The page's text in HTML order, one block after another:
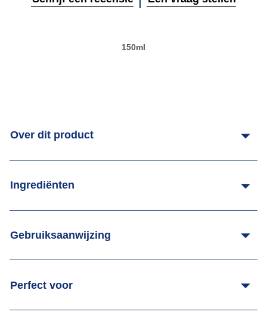
deze
150ml
Over dit product
Ingrediënten
Gebruiksaanwijzing
Perfect voor